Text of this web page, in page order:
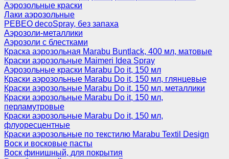
Аэрозольные краски
Лаки аэрозольные
PEBEO decoSpray, без запаха
Аэрозоли-металлики
Аэрозоли с блестками
Краска аэрозольная Marabu Buntlack, 400 мл, матовые
Краски аэрозольные Maimeri Idea Spray
Аэрозольные краски Marabu Do it, 150 мл
Краски аэрозольные Marabu Do it, 150 мл, глянцевые
Краски аэрозольные Marabu Do it, 150 мл, металлики
Краски аэрозольные Marabu Do it, 150 мл,
перламутровые
Краски аэрозольные Marabu Do it, 150 мл,
флуоресцентные
Краски аэрозольные по текстилю Marabu Textil Design
Воск и восковые пасты
Воск финишный, для покрытия